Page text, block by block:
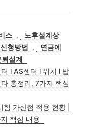
스 ,
노후설계상
청방법 ,
연금예
퇴설계
l AS센터 l 위치 l 밥
총정리, 7가지 핵심
가산점 적용 현황 |
핵심 내용